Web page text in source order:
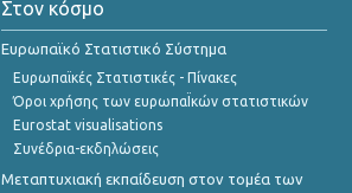
Στον κόσμο
Ευρωπαϊκό Στατιστικό Σύστημα
Ευρωπαϊκές Στατιστικές - Πίνακες
Όροι χρήσης των ευρωπαΪκών στατιστικών
Eurostat visualisations
Συνέδρια-εκδηλώσεις
Μεταπτυχιακή εκπαίδευση στον τομέα των